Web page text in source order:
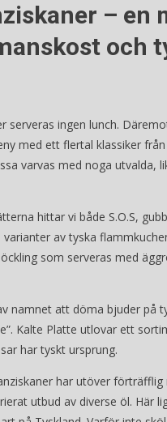
– en
och
serveras ingen lunch.
med ett flertal klassiker
varvas med noga utvalda,
hittar vi både S.O.S,
av tyska
som serveras med
namnet att döma bjuder på
Kalte Platte utlovar ett
har tyskt ursprung.
har utöver
utbud av diverse öl. Här